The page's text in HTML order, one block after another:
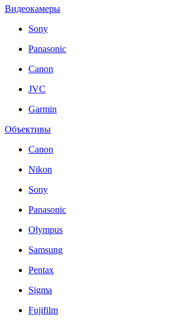
Видеокамеры
Sony
Panasonic
Canon
JVC
Garmin
Объективы
Canon
Nikon
Sony
Panasonic
Olympus
Samsung
Pentax
Sigma
Fujifilm